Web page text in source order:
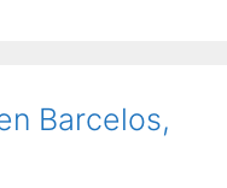
Barcelos,